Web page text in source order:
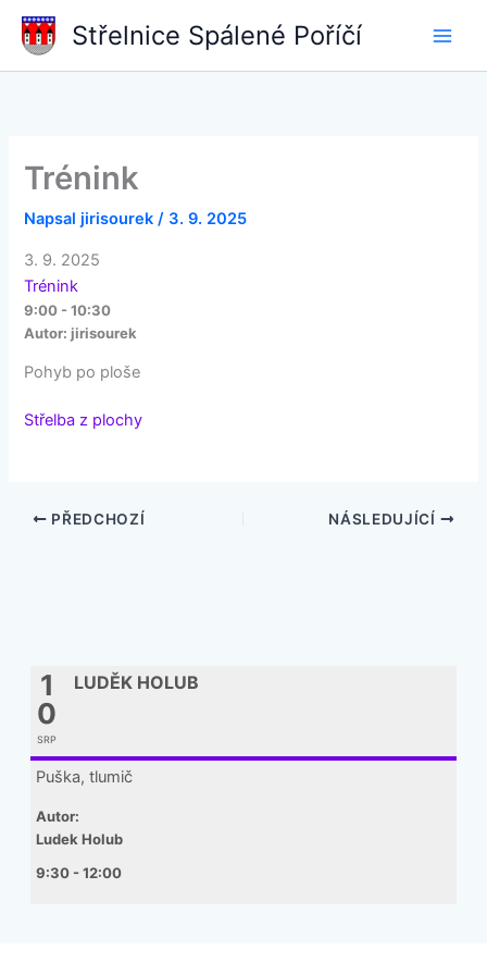
Přeskočit
Střelnice Spálené Poříčí
Trénink
Napsal jirisourek/ 3. 9. 2025
3. 9. 2025
Trénink
9:00 - 10:30
Autor: jirisourek
Pohyb po ploše
Střelba z plochy
PŘEDCHOZÍ NÁSLEDUJÍCÍ
1
0
SRP
LUDĚK HOLUB
Puška, tlumič
Autor:
Ludek Holub
9:30 - 12:00